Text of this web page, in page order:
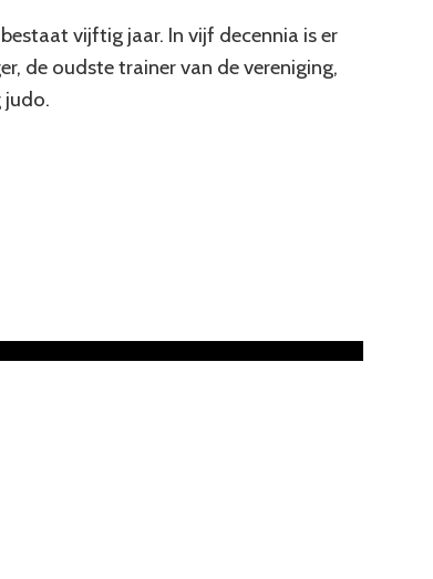
vijftig jaar. In vijf decennia is er
de oudste trainer van de vereniging,
judo.